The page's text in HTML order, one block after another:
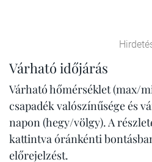
Várható időjárás
Várható hőmérséklet (max/
csapadék valószínűsége és
napon (hegy/völgy). A
kattintva óránkénti
előrejelzést.